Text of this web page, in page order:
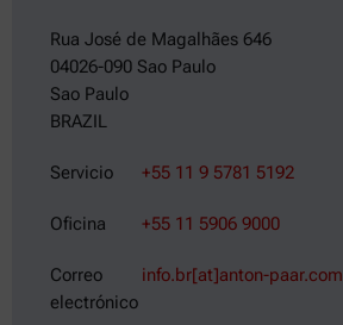
Rua José de Magalhães 646
04026-090 Sao Paulo
Sao Paulo
BRAZIL
Servicio +55 11 9 5781 5192
Oficina +55 11 5906 9000
Correo
electrónico
info.br[at]anton-paar.com